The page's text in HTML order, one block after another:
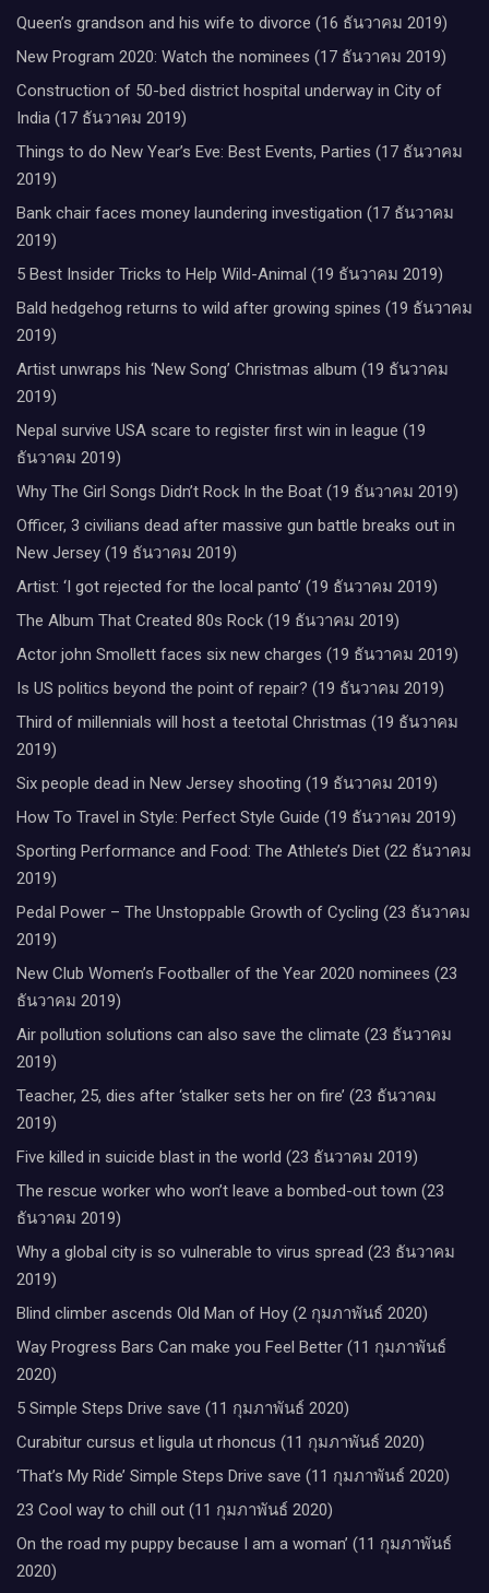
Queen’s grandson and his wife to divorce (16 ธันวาคม 2019)
New Program 2020: Watch the nominees (17 ธันวาคม 2019)
Construction of 50-bed district hospital underway in City of
India (17 ธันวาคม 2019)
Things to do New Year’s Eve: Best Events, Parties (17 ธันวาคม
2019)
Bank chair faces money laundering investigation (17 ธันวาคม
2019)
5 Best Insider Tricks to Help Wild-Animal (19 ธันวาคม 2019)
Bald hedgehog returns to wild after growing spines (19 ธันวาคม
2019)
Artist unwraps his ‘New Song’ Christmas album (19 ธันวาคม
2019)
Nepal survive USA scare to register first win in league (19
ธันวาคม 2019)
Why The Girl Songs Didn’t Rock In the Boat (19 ธันวาคม 2019)
Officer, 3 civilians dead after massive gun battle breaks out in
New Jersey (19 ธันวาคม 2019)
Artist: ‘I got rejected for the local panto’ (19 ธันวาคม 2019)
The Album That Created 80s Rock (19 ธันวาคม 2019)
Actor john Smollett faces six new charges (19 ธันวาคม 2019)
Is US politics beyond the point of repair? (19 ธันวาคม 2019)
Third of millennials will host a teetotal Christmas (19 ธันวาคม
2019)
Six people dead in New Jersey shooting (19 ธันวาคม 2019)
How To Travel in Style: Perfect Style Guide (19 ธันวาคม 2019)
Sporting Performance and Food: The Athlete’s Diet (22 ธันวาคม
2019)
Pedal Power – The Unstoppable Growth of Cycling (23 ธันวาคม
2019)
New Club Women’s Footballer of the Year 2020 nominees (23
ธันวาคม 2019)
Air pollution solutions can also save the climate (23 ธันวาคม
2019)
Teacher, 25, dies after ‘stalker sets her on fire’ (23 ธันวาคม
2019)
Five killed in suicide blast in the world (23 ธันวาคม 2019)
The rescue worker who won’t leave a bombed-out town (23
ธันวาคม 2019)
Why a global city is so vulnerable to virus spread (23 ธันวาคม
2019)
Blind climber ascends Old Man of Hoy (2 กุมภาพันธ์ 2020)
Way Progress Bars Can make you Feel Better (11 กุมภาพันธ์
2020)
5 Simple Steps Drive save (11 กุมภาพันธ์ 2020)
Curabitur cursus et ligula ut rhoncus (11 กุมภาพันธ์ 2020)
‘That’s My Ride’ Simple Steps Drive save (11 กุมภาพันธ์ 2020)
23 Cool way to chill out (11 กุมภาพันธ์ 2020)
On the road my puppy because I am a woman’ (11 กุมภาพันธ์
2020)